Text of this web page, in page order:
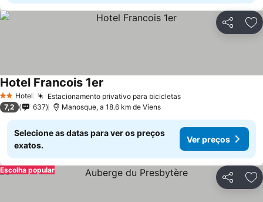
Partilhar
2 Estrelas
Hotel Estacionamento privativo para bicicletas
Hotel Francois 1er
7,2 637 Manosque, a 18.6 km de Viens
Selecione as datas para ver os preços
exatos.
Ver preços
Partilhar
Escolha popular